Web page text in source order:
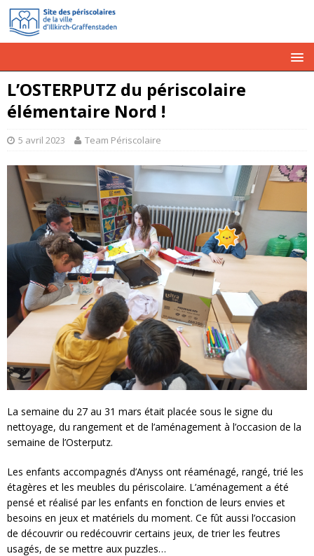
L’OSTERPUTZ du périscolaire
élémentaire Nord !
5 avril 2023 Team Périscolaire
La semaine du 27 au 31 mars était placée sous le signe du
nettoyage, du rangement et de l’aménagement à l’occasion de la
semaine de l’Osterputz.
Les enfants accompagnés d’Anyss ont réaménagé, rangé, trié les
étagères et les meubles du périscolaire. L’aménagement a été
pensé et réalisé par les enfants en fonction de leurs envies et
besoins en jeux et matériels du moment. Ce fût aussi l’occasion
de découvrir ou redécouvrir certains jeux, de trier les feutres
usagés, de se mettre aux puzzles…